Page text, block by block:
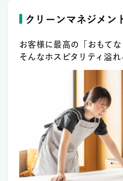
クリーンマネジメン
お客様に最高の「おもて
そんなホスピタリティ溢れ